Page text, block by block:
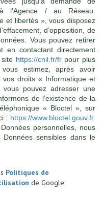
l'Agence / au Réseau.
et libertés », vous disposez
d’opposition, de
Vous pouvez retirer
en contactant directement
https://cnil.fr/frpour plus
estimez, après avoir
droits « Informatique et
pouvez adresser une
de l’existence de la
« Bloctel », sur
: https://www.bloctel.gouv.fr.
personnelles, nous
sensibles dans le
Politiques de
de Google